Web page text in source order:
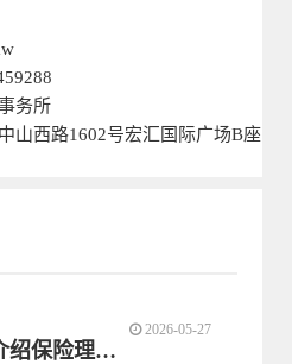
务所
山西路1602号宏汇国际广场B座
保险律师介绍保险理赔程序及时效要求
2026-05-27